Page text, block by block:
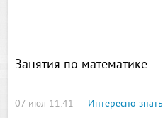
Занятия по математике
07 июл 11:41
Интересно знать